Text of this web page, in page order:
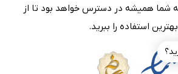
شما همیشه در دسترس خواهد بود تا از
استفاده را ببرید.